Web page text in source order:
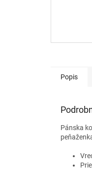
Popis
Pánska